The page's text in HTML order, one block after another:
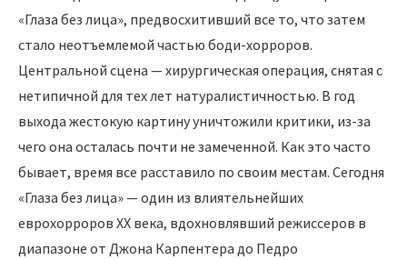
«Глаза без лица», предвосхитивший все то, что затем
стало неотъемлемой частью боди-хорроров.
Центральной сцена — хирургическая операция, снятая с
нетипичной для тех лет натуралистичностью. В год
выхода жестокую картину уничтожили критики, из-за
чего она осталась почти не замеченной. Как это часто
бывает, время все расставило по своим местам. Сегодня
«Глаза без лица» — один из влиятельнейших
еврохорроров XX века, вдохновлявший режиссеров в
диапазоне от Джона Карпентера до Педро